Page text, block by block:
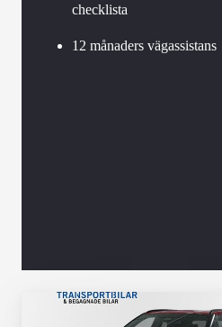
checklista
12 månaders vägassistans